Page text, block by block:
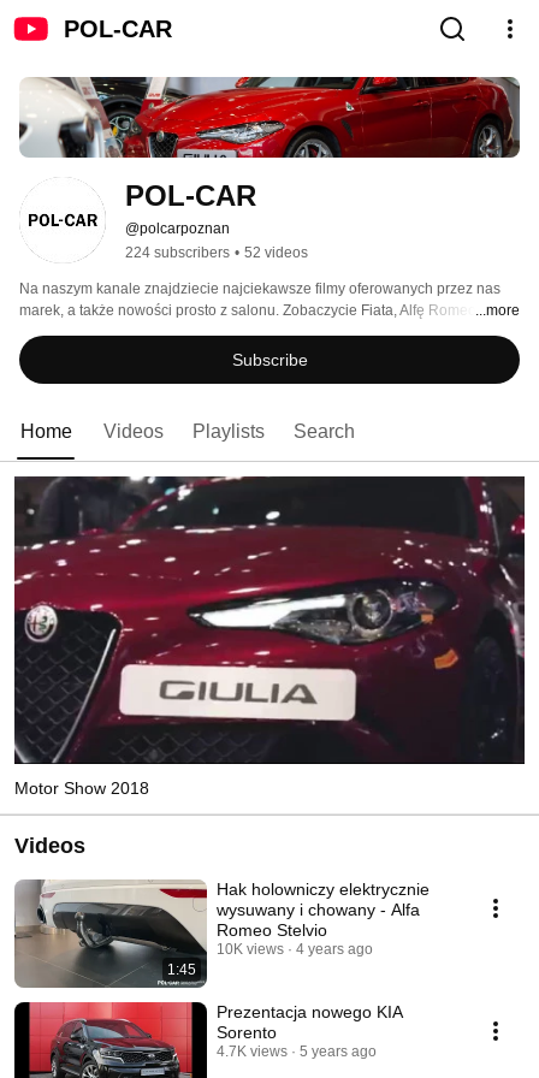
POL-CAR
POL-CAR
@polcarpoznan
224 subscribers • 52 videos
Na naszym kanale znajdziecie najciekawsze filmy oferowanych przez nas
marek, a także nowości prosto z salonu. Zobaczycie Fiata, Alfę Romeo,
Lancię, Jeepa, Abartha, SEAT-a oraz samochody dostawcze od Fiata.
Zapraszamy!
...more
Subscribe
Home Videos Playlists Search
Motor Show 2018
Videos
1:45
Hak holowniczy elektrycznie
wysuwany i chowany - Alfa
Romeo Stelvio
10K views 4 years ago
Prezentacja nowego KIA
Sorento
4.7K views 5 years ago